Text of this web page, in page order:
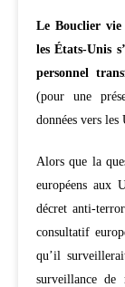
Le Bouclier vie
les États-Unis
personnel
(pour une
données vers les
Alors que la
européens aux
décret anti-
consultatif
qu’il
surveillance de